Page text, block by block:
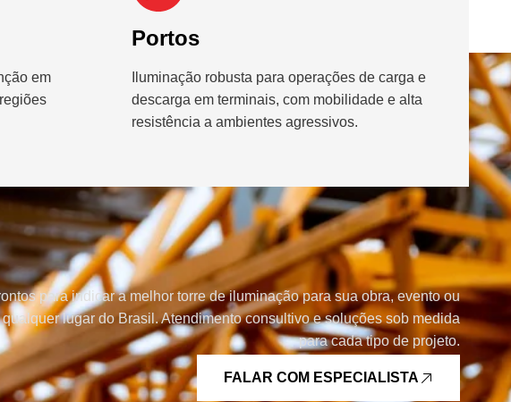
em
Portos
Iluminação robusta para operações de carga e
descarga em terminais, com mobilidade e alta
resistência a ambientes agressivos.
para indicar a melhor torre de iluminação para sua obra, evento ou
lugar do Brasil. Atendimento consultivo e soluções sob medida
para cada tipo de projeto.
FALAR COM ESPECIALISTA